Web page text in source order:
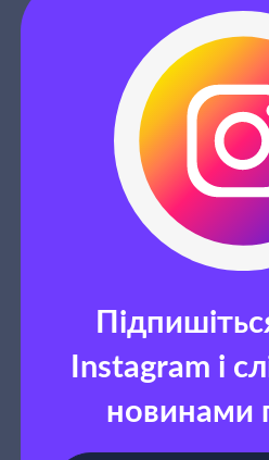
Instagram і
новинами